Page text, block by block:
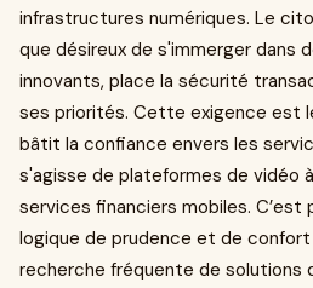
infrastructures numériques. Le
que désireux de s'immerger dans
innovants, place la sécurité
ses priorités. Cette exigence est
bâtit la confiance envers les
s'agisse de plateformes de vidéo
services financiers mobiles.
logique de prudence et de confort
recherche fréquente de solutions